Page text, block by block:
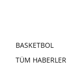
BASKETBOL
TÜM HABERLER